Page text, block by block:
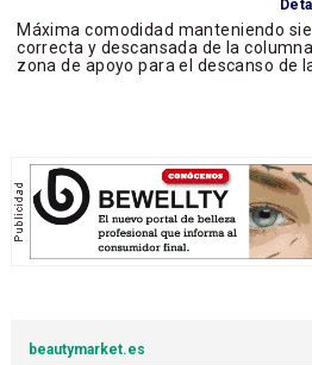
Máxima comodidad manteniendo
correcta y descansada de la
zona de apoyo para el descanso de
beautymarket.es